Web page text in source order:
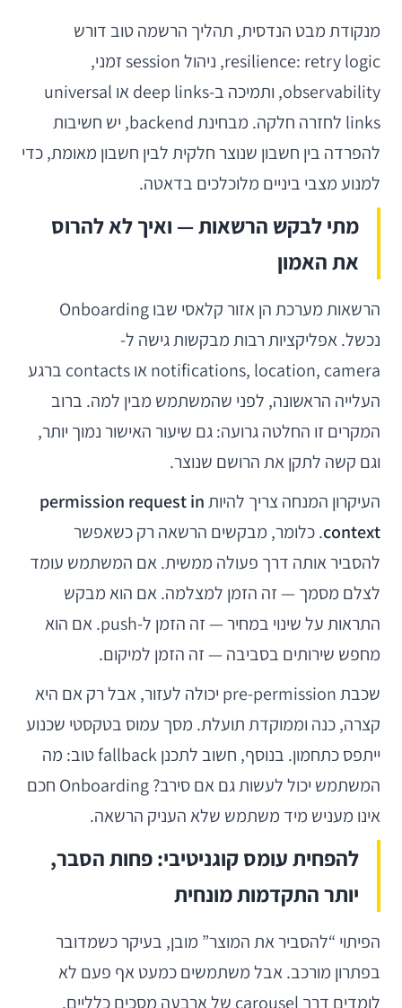
מנקודת מבט הנדסית, תהליך הרשמה טוב דורש
resilience: retry logic, ניהול session זמני,
observability, ותמיכה ב-deep links או universal
links לחזרה חלקה. מבחינת backend, יש חשיבות
להפרדה בין חשבון שנוצר חלקית לבין חשבון מאומת, כדי
למנוע מצבי ביניים מלוכלכים בדאטה.
מתי לבקש הרשאות — ואיך לא להרוס
את האמון
הרשאות מערכת הן אזור קלאסי שבו Onboarding
נכשל. אפליקציות רבות מבקשות גישה ל-
notifications, location, camera או contacts ברגע
העלייה הראשונה, לפני שהמשתמש מבין למה. ברוב
המקרים זו החלטה גרועה: גם שיעור האישור נמוך יותר,
וגם קשה לתקן את הרושם שנוצר.
העיקרון המנחה צריך להיותpermission request in
context. כלומר, מבקשים הרשאה רק כשאפשר
להסביר אותה דרך פעולה ממשית. אם המשתמש עומד
לצלם מסמך — זה הזמן למצלמה. אם הוא מבקש
התראות על שינוי במחיר — זה הזמן ל-push. אם הוא
מחפש שירותים בסביבה — זה הזמן למיקום.
שכבת pre-permission יכולה לעזור, אבל רק אם היא
קצרה, כנה וממוקדת תועלת. מסך עמוס בטקסטי שכנוע
ייתפס כתחמון. בנוסף, חשוב לתכנן fallback טוב: מה
המשתמש יכול לעשות גם אם סירב? Onboarding חכם
אינו מעניש מיד משתמש שלא העניק הרשאה.
להפחית עומס קוגניטיבי: פחות הסבר,
יותר התקדמות מונחית
הפיתוי “להסביר את המוצר” מובן, בעיקר כשמדובר
בפתרון מורכב. אבל משתמשים כמעט אף פעם לא
לומדים דרך carousel של ארבעה מסכים כלליים.